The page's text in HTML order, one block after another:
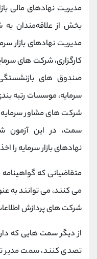
مدیریت نهادهای مالی
بخش از علاقه‌مندان
مدیریت نهادهای بازار
کارگزاری، شرکت های
صندوق های
سرمایه، موسسات رتبه
شرکت های مشاور سرمایه
سمت، در این آزمون
نهادهای بازار سرمایه را
متقاضیانی که
می کنند، می توانند به
شرکت های پردازش
از دیگر سمت هایی که
تصدی کنند، سمت مدیر